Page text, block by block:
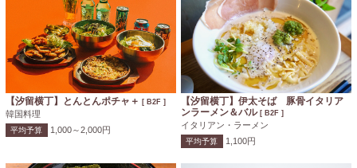
【汐留横丁】とんとんポチャ＋ [ B2F ]
韓国料理
平均予算 1,000～2,000円
【汐留横丁】伊太そば 豚骨イタリア
ンラーメン＆バル [ B2F ]
イタリアン・ラーメン
平均予算 1,100円